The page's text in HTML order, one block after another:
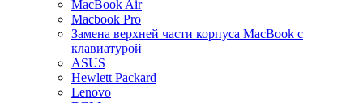
MacBook Air
Macbook Pro
Замена верхней части корпуса MacBook с
клавиатурой
ASUS
Hewlett Packard
Lenovo